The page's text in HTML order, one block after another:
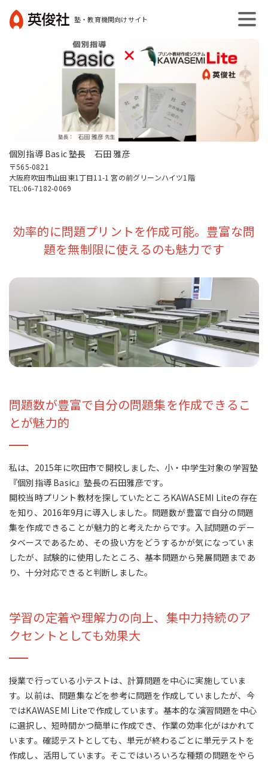
塾・教育機関向けサイト
個別指導 Basic 塾長 石田 雅彦
〒565-0821
大阪府吹田市山田東1丁目11-1 宮の前グリーンハイツ1階
TEL:06-7182-0069
効率的に問題プリントを作成可能。豊富な問
題を無制限に使えるのも魅力です
問題数が豊富で自分の問題集を作成できるこ
とが魅力的
私は、2015年に吹田市で開校しました、小・中学生対象の学習塾
『個別指導 Basic』塾長の石田雅彦です。
開校当時プリント教材を探していたところKAWASEMI Liteの存在
を知り、2016年9月に導入しました。問題数が豊富で自分の問題
集を作成できることが魅力的と考えたからです。入試問題のデー
タベースであるため、その扱い方をどうするかが気になっていま
したが、試験的に使用したところ、基本問題から発展問題まであ
り、十分対応できると判断しました。
学習の定着や理解力の向上、集中力持続のア
クセントとしても効果大
授業で行っている小テストは、計算問題を中心に実施していま
す。以前は、問題集などを参考に問題を作成していましたが、今
ではKAWASEMI Liteで作成しています。基本的な演習問題を中心
に選択し、短時間かつ簡単に作成でき、作業の効率化がはかれて
います。確認テストとしても、単元が終わるごとに単元テストを
作成し、活用しています。そこではいろいろな種類の問題をやら